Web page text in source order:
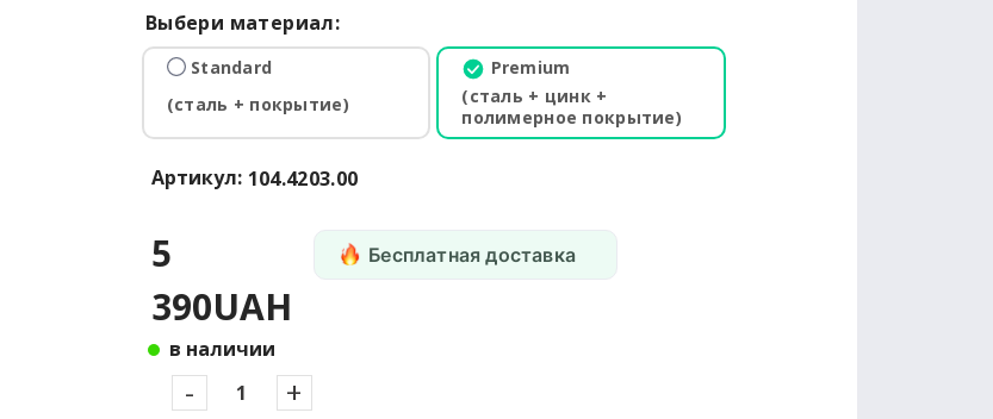
Выбери материал:
Standard
(сталь + покрытие)
Premium
(сталь + цинк +
полимерное покрытие)
Артикул: 104.4203.00
5
390UAH
в наличии
Бесплатная доставка
- +